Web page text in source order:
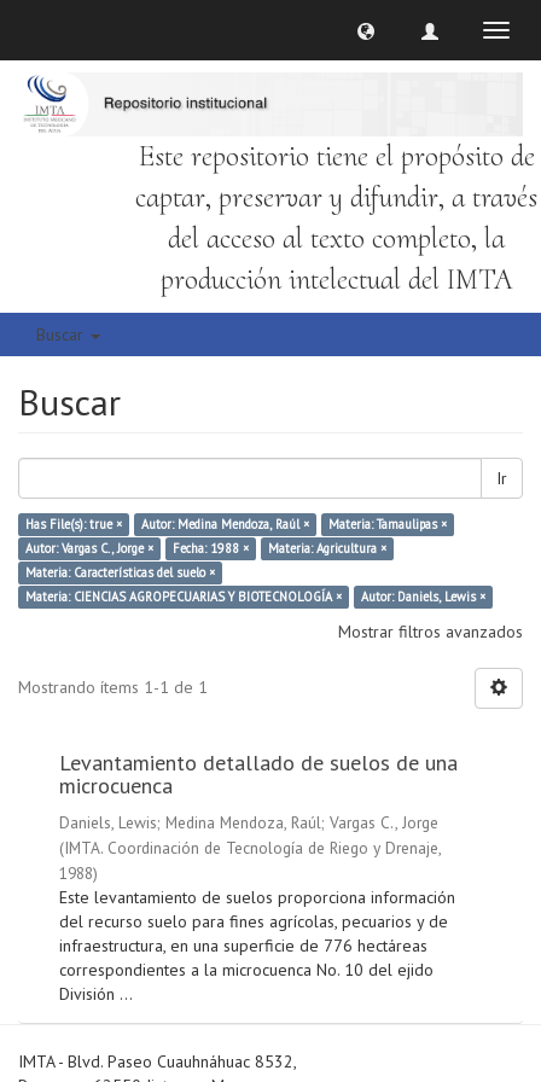
Este repositorio tiene el propósito de
captar, preservar y difundir, a través
del acceso al texto completo, la
producción intelectual del IMTA
Buscar
Buscar
Ir
Has File(s): true × Autor: Medina Mendoza, Raúl ×
Materia: Tamaulipas ×
Autor: Vargas C., Jorge ×
Fecha: 1988 ×
Materia: Agricultura ×
Materia: Características del suelo ×
Materia: CIENCIAS AGROPECUARIAS Y BIOTECNOLOGÍA ×
Autor: Daniels, Lewis ×
Mostrar filtros avanzados
Mostrando ítems 1-1 de 1
Levantamiento detallado de suelos de una
microcuenca
Daniels, Lewis; Medina Mendoza, Raúl; Vargas C., Jorge
(IMTA. Coordinación de Tecnología de Riego y Drenaje,
1988)
Este levantamiento de suelos proporciona información
del recurso suelo para fines agrícolas, pecuarios y de
infraestructura, en una superficie de 776 hectáreas
correspondientes a la microcuenca No. 10 del ejido
División ...
IMTA - Blvd. Paseo Cuauhnáhuac 8532,